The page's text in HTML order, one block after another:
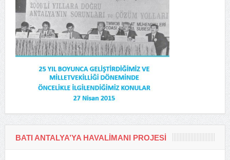
BATI ANTALYA’YA HAVALIMANI PROJESI